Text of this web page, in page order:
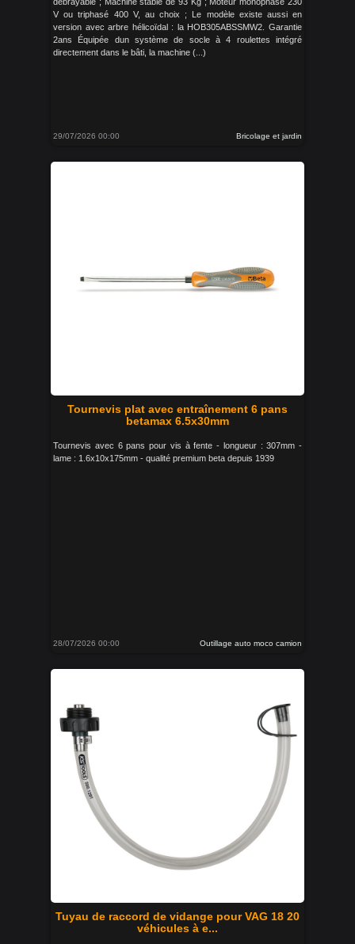
V ou triphasé 400 V, au choix ; Le modèle existe aussi en
version avec arbre hélicoïdal : la HOB305ABSSMW2. Garantie
2ans Équipée dun système de socle à 4 roulettes intégré
directement dans le bâti, la machine (...)
29/07/2026 00:00 Bricolage et jardin
Tournevis plat avec entraînement 6 pans
betamax 6.5x30mm
Tournevis avec 6 pans pour vis à fente - longueur : 307mm -
lame : 1.6x10x175mm - qualité premium beta depuis 1939
28/07/2026 00:00 Outillage auto moco camion
Tuyau de raccord de vidange pour VAG 18 20
véhicules à e...